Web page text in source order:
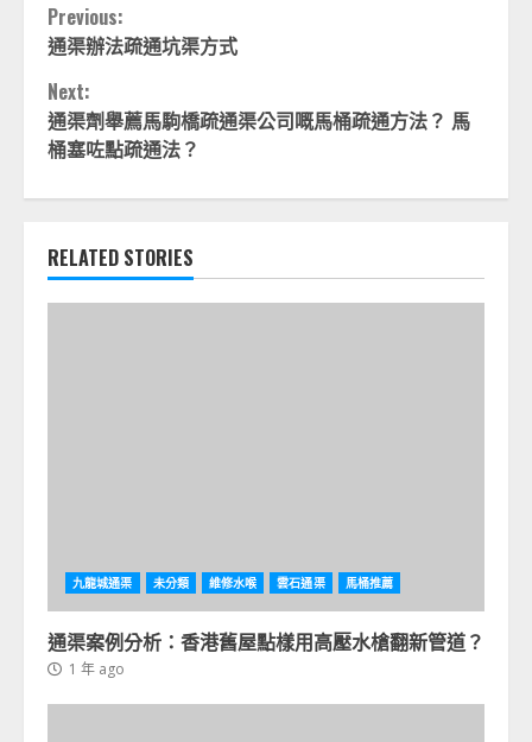
Continue
Reading
Previous:
通渠辦法疏通坑渠方式
Next:
通渠劑舉薦馬駒橋疏通渠公司嘅馬桶疏通方法？ 馬
桶塞咗點疏通法？
RELATED STORIES
九龍城通渠 未分類 維修水喉 雲石通渠 馬桶推薦
通渠案例分析：香港舊屋點樣用高壓水槍翻新管道？
1 年 ago